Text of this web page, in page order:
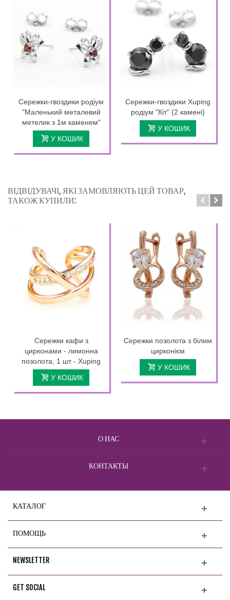
Сережки-гвоздики родіум
"Маленький металевий
метелик з 1м каменем"
У КОШИК
Сережки-гвоздики Xuping
родіум "Кіт" (2 камені)
У КОШИК
ВІДВІДУВАЧІ, ЯКІ ЗАМОВЛЯЮТЬ ЦЕЙ ТОВАР,
ТАКОЖ КУПИЛИ:
Сережки кафи з
цирконами - лимонна
позолота, 1 шт - Xuping
У КОШИК
Сережки позолота з білим
цирконієм
У КОШИК
О НАС
КОНТАКТЫ
КАТАЛОГ
ПОМОЩЬ
NEWSLETTER
GET SOCIAL